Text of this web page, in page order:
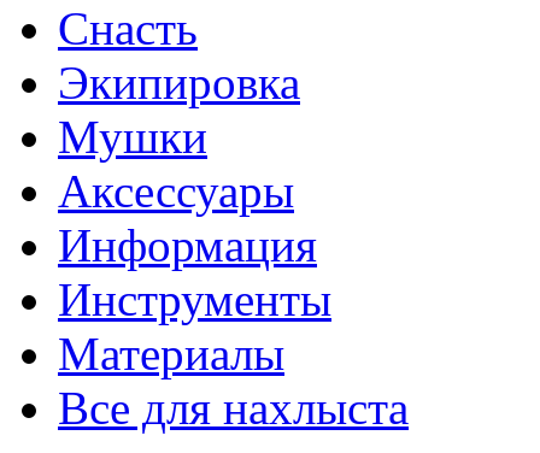
Снасть
Экипировка
Мушки
Аксессуары
Информация
Инструменты
Материалы
Все для нахлыста